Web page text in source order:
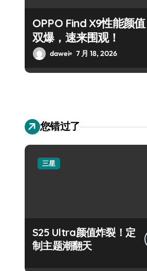
OPPO Find X9性能颜值
双爆，速来围观！
dawei 7 月 18, 2026
您错过了
三星
S25 Ultra颜值炸裂！定
制主题潮翻天